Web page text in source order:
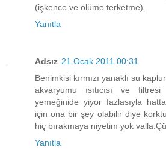
(işkence ve ölüme terketme).
Yanıtla
Adsız 21 Ocak 2011 00:31
Benimkisi kırmızı yanaklı su
akvaryumu ısıtıcısı ve
yemeğinide yiyor fazlasıyla
için ona bir şey olabilir diye
hiç bırakmaya niyetim yok
Yanıtla